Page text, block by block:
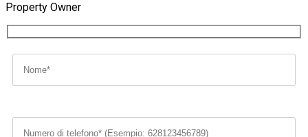
Property Owner